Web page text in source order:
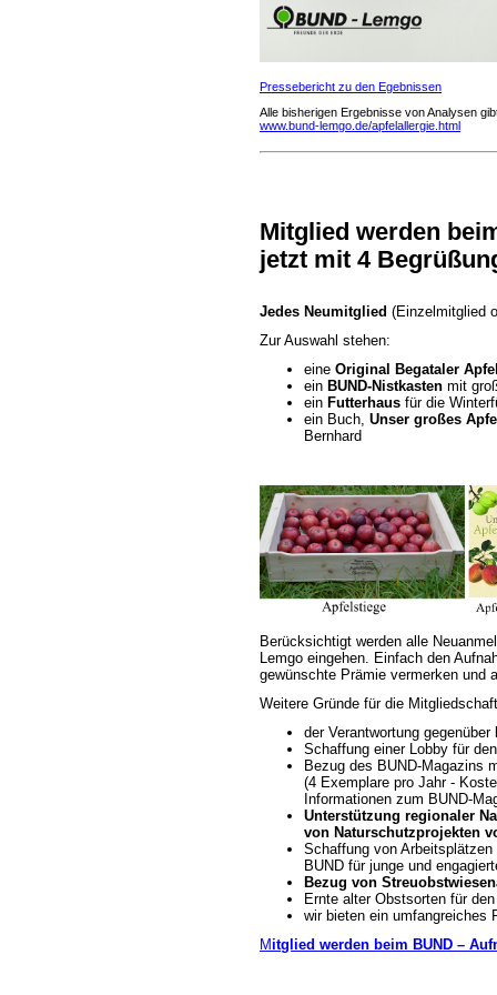
Pressebericht zu den Egebnissen
Alle bisherigen Ergebnisse von Analysen
www.bund-lemgo.de/apfelallergie.html
Mitglied werden
jetzt mit 4
Jedes Neumitglied (Einzelmitglied
Zur Auswahl stehen:
eine Original Begataler
ein BUND-Nistkasten mit
ein Futterhaus für die
ein Buch, Unser großes
Bernhard
Berücksichtigt werden alle
Lemgo eingehen. Einfach den
gewünschte Prämie vermerken und
Weitere Gründe für die
der Verantwortung
Schaffung einer Lobby für
Bezug des BUND-Magazins
(4 Exemplare pro Jahr -
Informationen zum BUND-
Unterstützung regionaler
von Naturschutzprojekten
Schaffung von
BUND für junge und
Bezug von
Ernte alter Obstsorten für
wir bieten ein umfangreiches
Mitglied werden beim BUND –